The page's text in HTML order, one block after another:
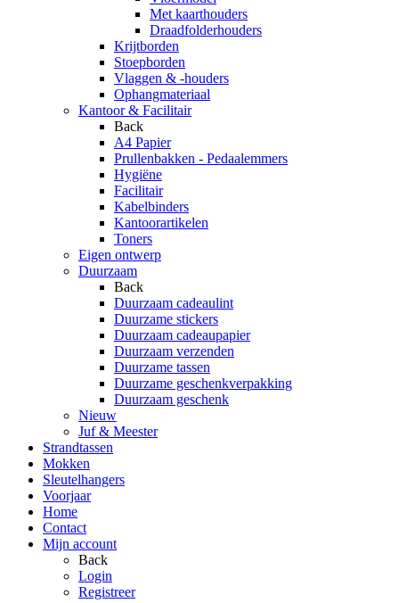
Met kaarthouders
Draadfolderhouders
Krijtborden
Stoepborden
Vlaggen & -houders
Ophangmateriaal
Kantoor & Facilitair
Back
A4 Papier
Prullenbakken - Pedaalemmers
Hygiëne
Facilitair
Kabelbinders
Kantoorartikelen
Toners
Eigen ontwerp
Duurzaam
Back
Duurzaam cadeaulint
Duurzame stickers
Duurzaam cadeaupapier
Duurzaam verzenden
Duurzame tassen
Duurzame geschenkverpakking
Duurzaam geschenk
Nieuw
Juf & Meester
Strandtassen
Mokken
Sleutelhangers
Voorjaar
Home
Contact
Mijn account
Back
Login
Registreer